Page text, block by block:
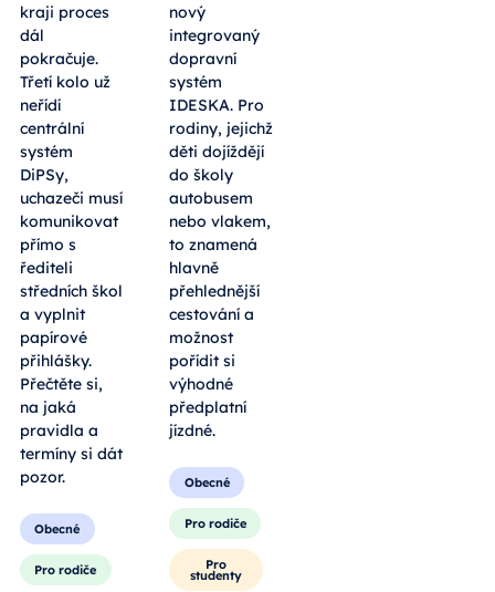
kraji proces
dál
pokračuje.
Třetí kolo už
neřídí
centrální
systém
DiPSy,
uchazeči musí
komunikovat
přímo s
řediteli
středních škol
a vyplnit
papírové
přihlášky.
Přečtěte si,
na jaká
pravidla a
termíny si dát
pozor.
Obecné
Pro rodiče
nový
integrovaný
dopravní
systém
IDESKA. Pro
rodiny, jejichž
děti dojíždějí
do školy
autobusem
nebo vlakem,
to znamená
hlavně
přehlednější
cestování a
možnost
pořídit si
výhodné
předplatní
jízdné.
Obecné
Pro rodiče
Pro
studenty